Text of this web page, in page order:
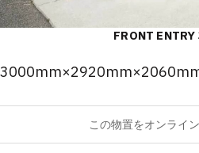
FRONT
この物置をオンライ